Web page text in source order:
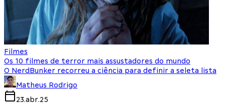
Filmes
Os 10 filmes de terror mais assustadores do mundo
O NerdBunker recorreu a ciência para definir a seleta lista
Matheus Rodrigo
23.abr.25